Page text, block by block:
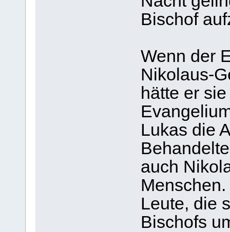
Bischof
Wenn der
Nikolaus-
hätte er
Lukas die
auch
Leute, die
Bischofs